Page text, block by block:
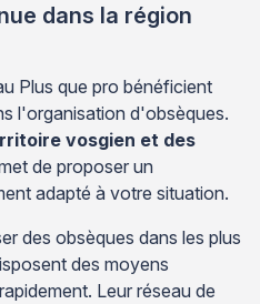
dans la région
Plus que pro bénéficient
l'organisation d'obsèques.
vosgien et des
de proposer un
adapté à votre situation.
des obsèques dans les plus
des moyens
Leur réseau de